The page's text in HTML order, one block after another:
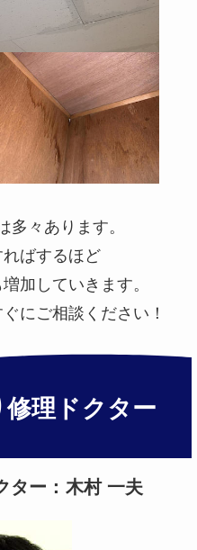
多々あります。
ばするほど
加していきます。
にご相談ください！
修理ドクター
ター：木村 一夫